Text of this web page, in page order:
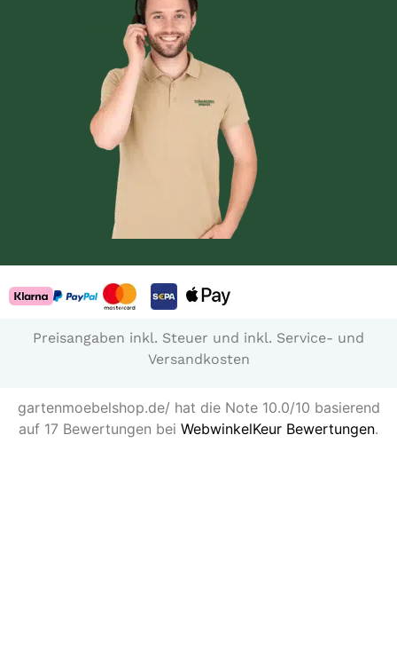
Preisangaben inkl. Steuer und inkl. Service- und
Versandkosten
gartenmoebelshop.de/ hat die Note 10.0/10 basierend
auf 17 Bewertungen bei WebwinkelKeur Bewertungen.